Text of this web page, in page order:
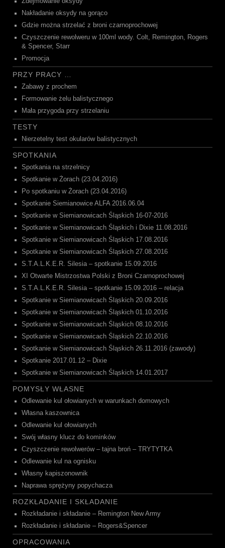
Nakładanie oksydy na gorąco
Gdzie można strzelać z broni czarnoprochowej
Czyszczenie rewolweru w 100ml wody. Colt, Remington, Rogers
& Spencer, Starr
Promocja
PRZY PRACY …
Zabawy z prochem
Formowanie żelu balistycznego
Mała przygoda przy strzelaniu
TESTY
Nierzetelny test okularów balistycznych
SPOTKANIA
Spotkania na strzelnicy
Spotkanie w Żorach (23.04.2016)
Po spotkaniu w Żorach (23.04.2016)
Spotkanie Siemianowice ALFA 2016.06.04
Spotkanie w Siemianowicach Śląskich 16-07-2016
Spotkanie w Siemianowicach Śląskich i Dixie 11.08.2016
Spotkanie w Siemianowicach Śląskich 17.08.2016
Spotkanie w Siemianowicach Śląskich 27.08.2016
S.T.A.L.K.E.R. Silesia – spotkanie 15.09.2016
XI Otwarte Mistrzostwa Polski z Broni Czarnoprochowej
S.T.A.L.K.E.R. Silesia – spotkanie 15.09.2016 – relacja
Spotkanie w Siemianowicach Śląskich 20.09.2016
Spotkanie w Siemianowicach Śląskich 01.10.2016
Spotkanie w Siemianowicach Śląskich 08.10.2016
Spotkanie w Siemianowicach Śląskich 22.10.2016
Spotkanie w Siemianowicach Śląskich 26.11.2016 (zawody)
Spotkanie 2017.01.12 – Dixie
Spotkanie w Siemianowicach Śląskich 14.01.2017
POMYSŁY WŁASNE
Odlewanie kul ołowianych w warunkach domowych
Własna kaszownica
Odlewanie kul ołowianych
Swój własny klucz do kominków
Czyszczenie rewolwerów – tajna broń – TRYTYTKA
Odlewanie kul na ognisku
Własny kapiszonownik
Naprawa sprężyny popychacza
ROZKŁADANIE I SKŁADANIE
Rozkładanie i składanie – Remington New Army
Rozkładanie i składanie – Rogers&Spencer
OPRACOWANIA